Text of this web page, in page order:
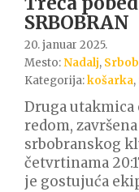
SRBOBRAN
20. januar 2025.
Mesto:Nadalj,
Kategorija:košarka,
Druga utakmica
redom,
srbobranskog
četvrtinama
je gostujuća